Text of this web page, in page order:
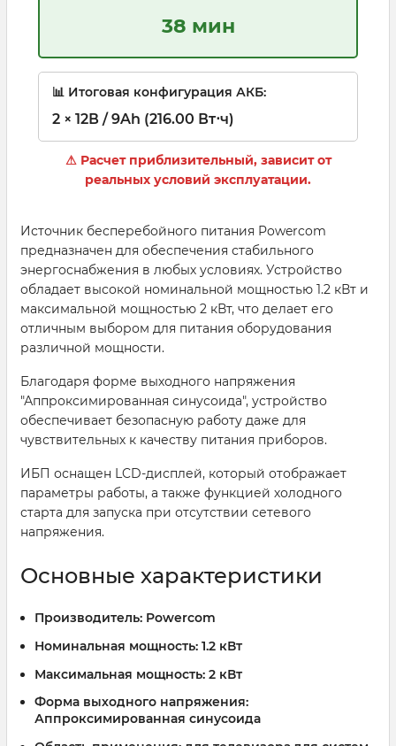
38 мин
📊 Итоговая конфигурация АКБ:
2 × 12В / 9Ah (216.00 Вт⋅ч)
⚠ Расчет приблизительный, зависит от
реальных условий эксплуатации.
Источник бесперебойного питания Powercom
предназначен для обеспечения стабильного
энергоснабжения в любых условиях. Устройство
обладает высокой номинальной мощностью 1.2 кВт и
максимальной мощностью 2 кВт, что делает его
отличным выбором для питания оборудования
различной мощности.
Благодаря форме выходного напряжения
"Аппроксимированная синусоида", устройство
обеспечивает безопасную работу даже для
чувствительных к качеству питания приборов.
ИБП оснащен LCD-дисплей, который отображает
параметры работы, а также функцией холодного
старта для запуска при отсутствии сетевого
напряжения.
Основные характеристики
Производитель: Powercom
Номинальная мощность: 1.2 кВт
Максимальная мощность: 2 кВт
Форма выходного напряжения:
Аппроксимированная синусоида